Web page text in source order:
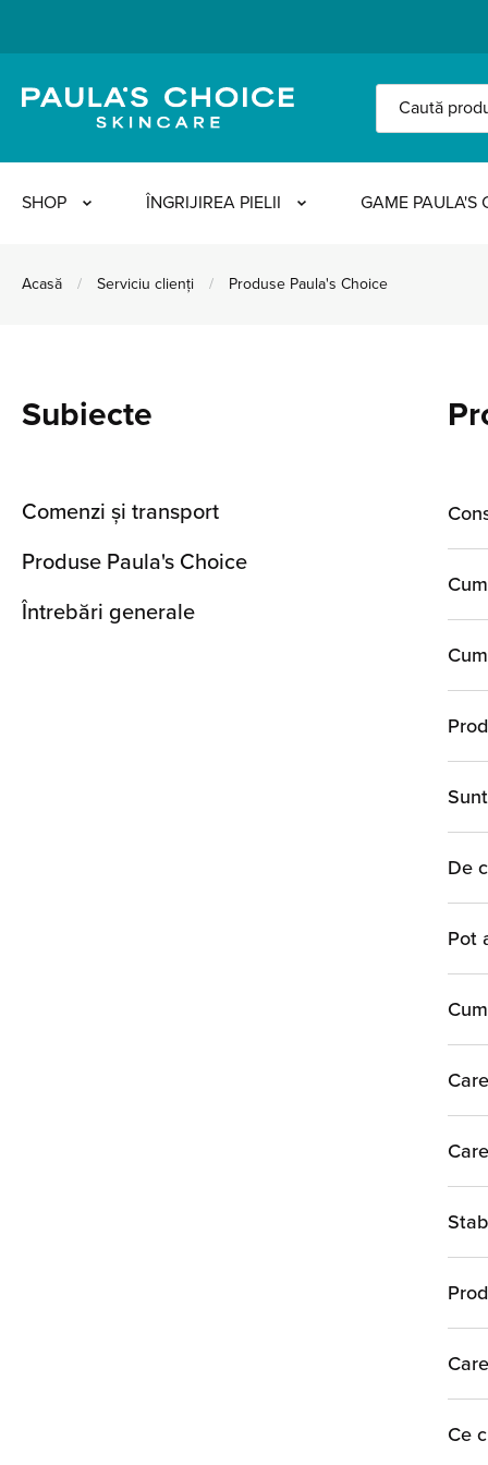
SHOP ÎNGRIJIREA PIELII GAME PAULA'S
Acasă / Serviciu clienți / Produse Paula's Choice
De
Pot
Ce
Subiecte
Comenzi și transport
Produse Paula's Choice
Întrebări generale